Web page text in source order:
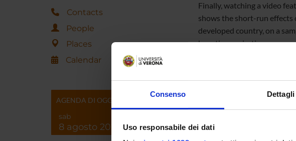
Consenso Dettagli
Uso responsabile dei dati
Contacts
People
Places
Calendar
AGENDA DI OGGI
sab
8 agosto 2026
Finally, watching a video
shows the short-run effects
developed country, on a
boosting aspirations, we
Programme Director
External reference